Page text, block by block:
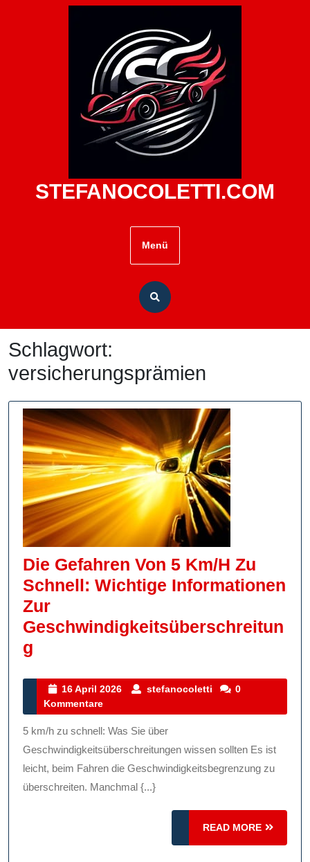
STEFANOCOLETTI.COM
Menü
Schlagwort:
versicherungsprämien
Die Gefahren Von 5 Km/h Zu
Schnell: Wichtige Informationen
Zur
Geschwindigkeitsüberschreitun
G
Von
Km/h
Zu
Schnell:
Wichtige
16 April 2026
16
2026
stefanocoletti stefanocoletti
0
Kommentare
5 km/h zu schnell: Was Sie über
Geschwindigkeitsüberschreitungen wissen sollten Es ist
leicht, beim Fahren die Geschwindigkeitsbegrenzung zu
überschreiten. Manchmal {...}
READ MORE
READ
MORE